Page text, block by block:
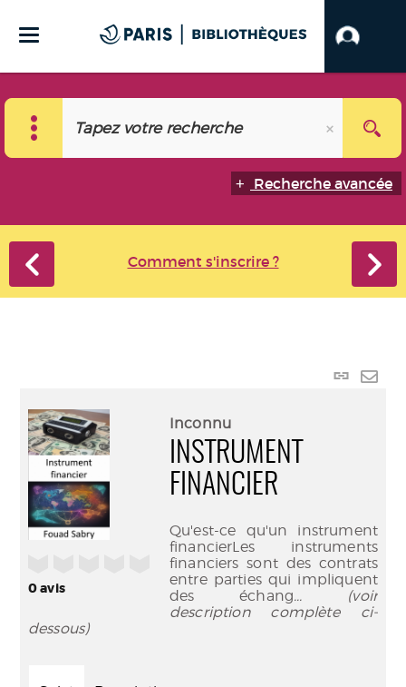
Recherche avancée
Comment s'inscrire ?
Lien
0avis
Inconnu
INSTRUMENT
FINANCIER
Qu'est-ce qu'un instrument
financierLes instruments
financiers sont des contrats
entre parties qui impliquent
des échang... (voir
description complète ci-
dessous)